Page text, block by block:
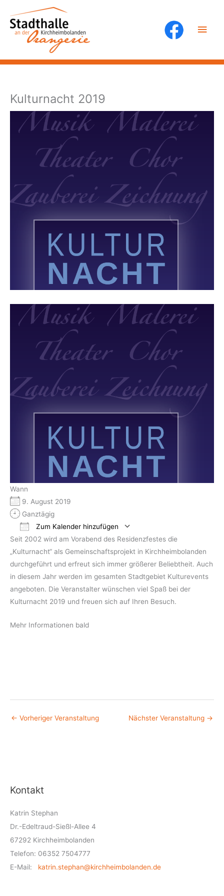
Inhalt
springen
Kulturnacht 2019
Wann
9. August 2019
Ganztägig
Zum Kalender hinzufügen
ICS herunterladen Google Kalender
Seit 2002 wird am Vorabend des Residenzfestes die
„Kulturnacht“ als Gemeinschaftsprojekt in Kirchheimbolanden
durchgeführt und erfreut sich immer größerer Beliebtheit. Auch
in diesem Jahr werden im gesamten Stadtgebiet Kulturevents
angeboten. Die Veranstalter wünschen viel Spaß bei der
Kulturnacht 2019 und freuen sich auf Ihren Besuch.
Mehr Informationen bald
← Vorheriger Veranstaltung Nächster Veranstaltung →
Kontakt
Katrin Stephan
Dr.-Edeltraud-Sießl-Allee 4
67292 Kirchheimbolanden
Telefon: 06352 7504777
E-Mail: katrin.stephan@kirchheimbolanden.de